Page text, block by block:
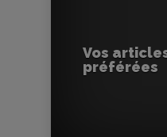
Vos
préférées